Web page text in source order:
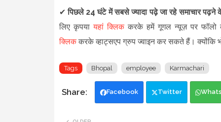
✔पिछले 24 घंटे में सबसे ज्यादा पढ़े जा रहे समाचार पढ़ने
लिए कृपयायहां क्लिककरके हमें गूगल न्यूज़ पर फॉलो
क्लिककरके व्हाट्सएप ग्रुप ज्वाइन कर सकते हैं। क्योंकि
Tags Bhopal employee Karmachari
Facebook Twitter